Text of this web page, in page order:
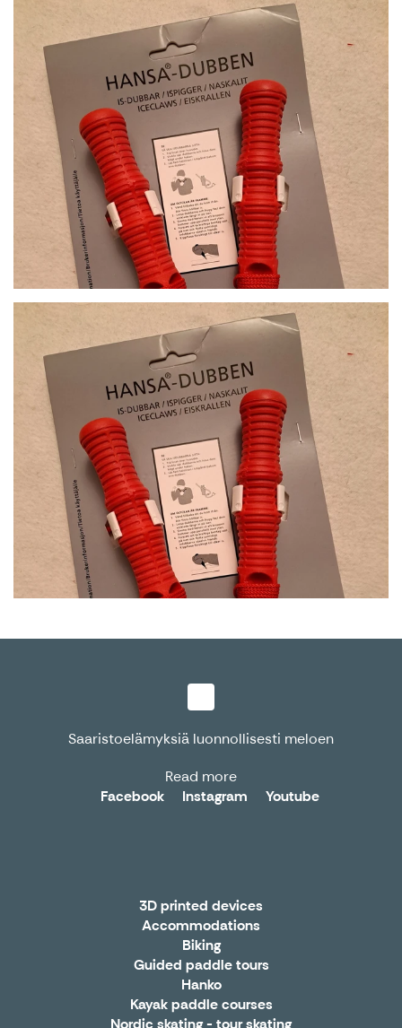
Saaristoelämyksiä luonnollisesti meloen
Read more
Facebook
Instagram Youtube
3D printed devices
Accommodations
Biking
Guided paddle tours
Hanko
Kayak paddle courses
Nordic skating - tour skating